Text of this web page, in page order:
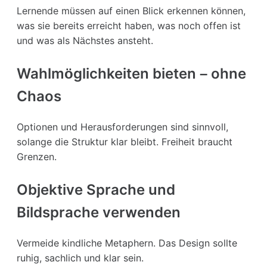
Lernende müssen auf einen Blick erkennen können,
was sie bereits erreicht haben, was noch offen ist
und was als Nächstes ansteht.
Wahlmöglichkeiten bieten – ohne
Chaos
Optionen und Herausforderungen sind sinnvoll,
solange die Struktur klar bleibt. Freiheit braucht
Grenzen.
Objektive Sprache und
Bildsprache verwenden
Vermeide kindliche Metaphern. Das Design sollte
ruhig, sachlich und klar sein.